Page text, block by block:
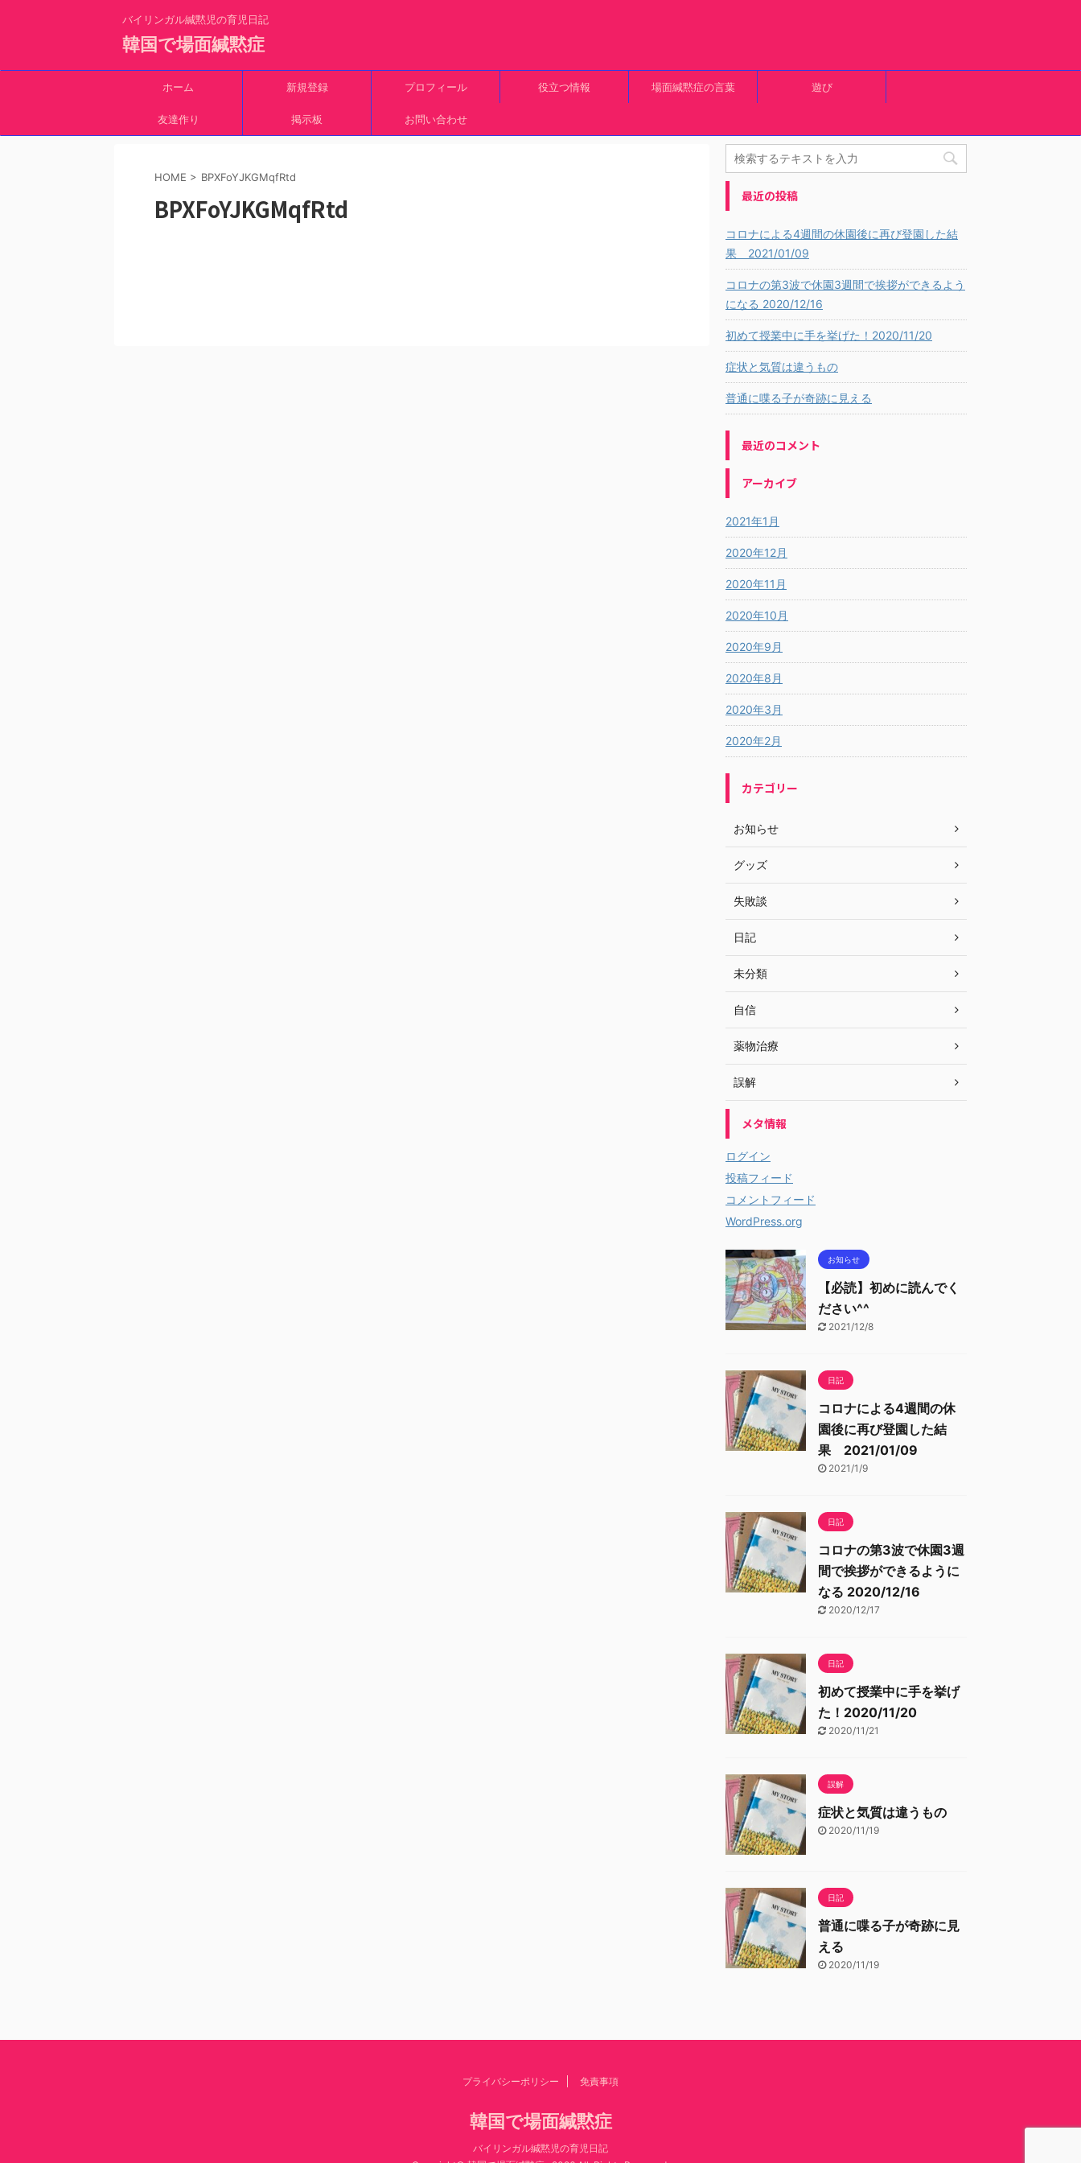
バイリンガル緘黙児の育児日記
韓国で場面緘黙症
ホーム 新規登録 プロフィール 役立つ情報 場面緘黙症の言葉 遊び
友達作り 掲示板 お問い合わせ
HOME > BPXFoYJKGMqfRtd
BPXFoYJKGMqfRtd 最近の投稿
コロナによる4週間の休園後に再び登園した結
果 2021/01/09
コロナの第3波で休園3週間で挨拶ができるよう
になる 2020/12/16
初めて授業中に手を挙げた！2020/11/20
症状と気質は違うもの
普通に喋る子が奇跡に見える
最近のコメント
アーカイブ
2021年1月
2020年12月
2020年11月
2020年10月
2020年9月
2020年8月
2020年3月
2020年2月
カテゴリー
お知らせ
グッズ
失敗談
日記
未分類
自信
薬物治療
誤解
メタ情報
ログイン
投稿フィード
コメントフィード
WordPress.org
お知らせ
【必読】初めに読んでく
ださい^^
2021/12/8
日記
コロナによる4週間の休
園後に再び登園した結
果 2021/01/09
2021/1/9
日記
コロナの第3波で休園3週
間で挨拶ができるように
なる 2020/12/16
2020/12/17
日記
初めて授業中に手を挙げ
た！2020/11/20
2020/11/21
誤解
症状と気質は違うもの
2020/11/19
日記
普通に喋る子が奇跡に見
える
2020/11/19
プライバシーポリシー 免責事項
韓国で場面緘黙症
バイリンガル緘黙児の育児日記